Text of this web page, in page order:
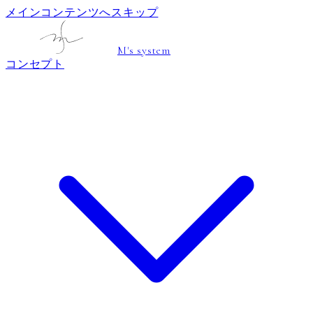
メインコンテンツへスキップ
M's system
コンセプト